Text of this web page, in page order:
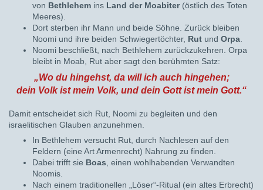
von Bethlehem ins Land der Moabiter(östlich des Toten
Meeres).
Dort sterben ihr Mann und beide Söhne. Zurück bleiben
Noomi und ihre beiden Schwiegertöchter, Rut und Orpa.
Noomi beschließt, nach Bethlehem zurückzukehren. Orpa
bleibt in Moab, Rut aber sagt den berühmten Satz:
„Wo du hingehst, da will ich auch hingehen;
dein Volk ist mein Volk, und dein Gott ist mein Gott.“
Damit entscheidet sich Rut, Noomi zu begleiten und den
israelitischen Glauben anzunehmen.
In Bethlehem versucht Rut, durch Nachlesen auf den
Feldern (eine Art Armenrecht) Nahrung zu finden.
Dabei trifft sie Boas, einen wohlhabenden Verwandten
Noomis.
Nach einem traditionellen „Löser“-Ritual (ein altes Erbrecht)